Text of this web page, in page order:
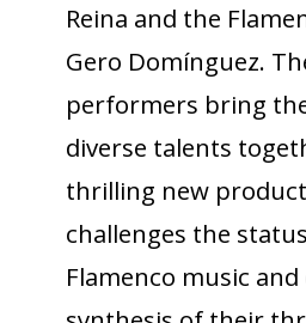
Reina and the
Gero Domínguez.
performers bring
diverse talents
thrilling new
challenges the
Flamenco music and